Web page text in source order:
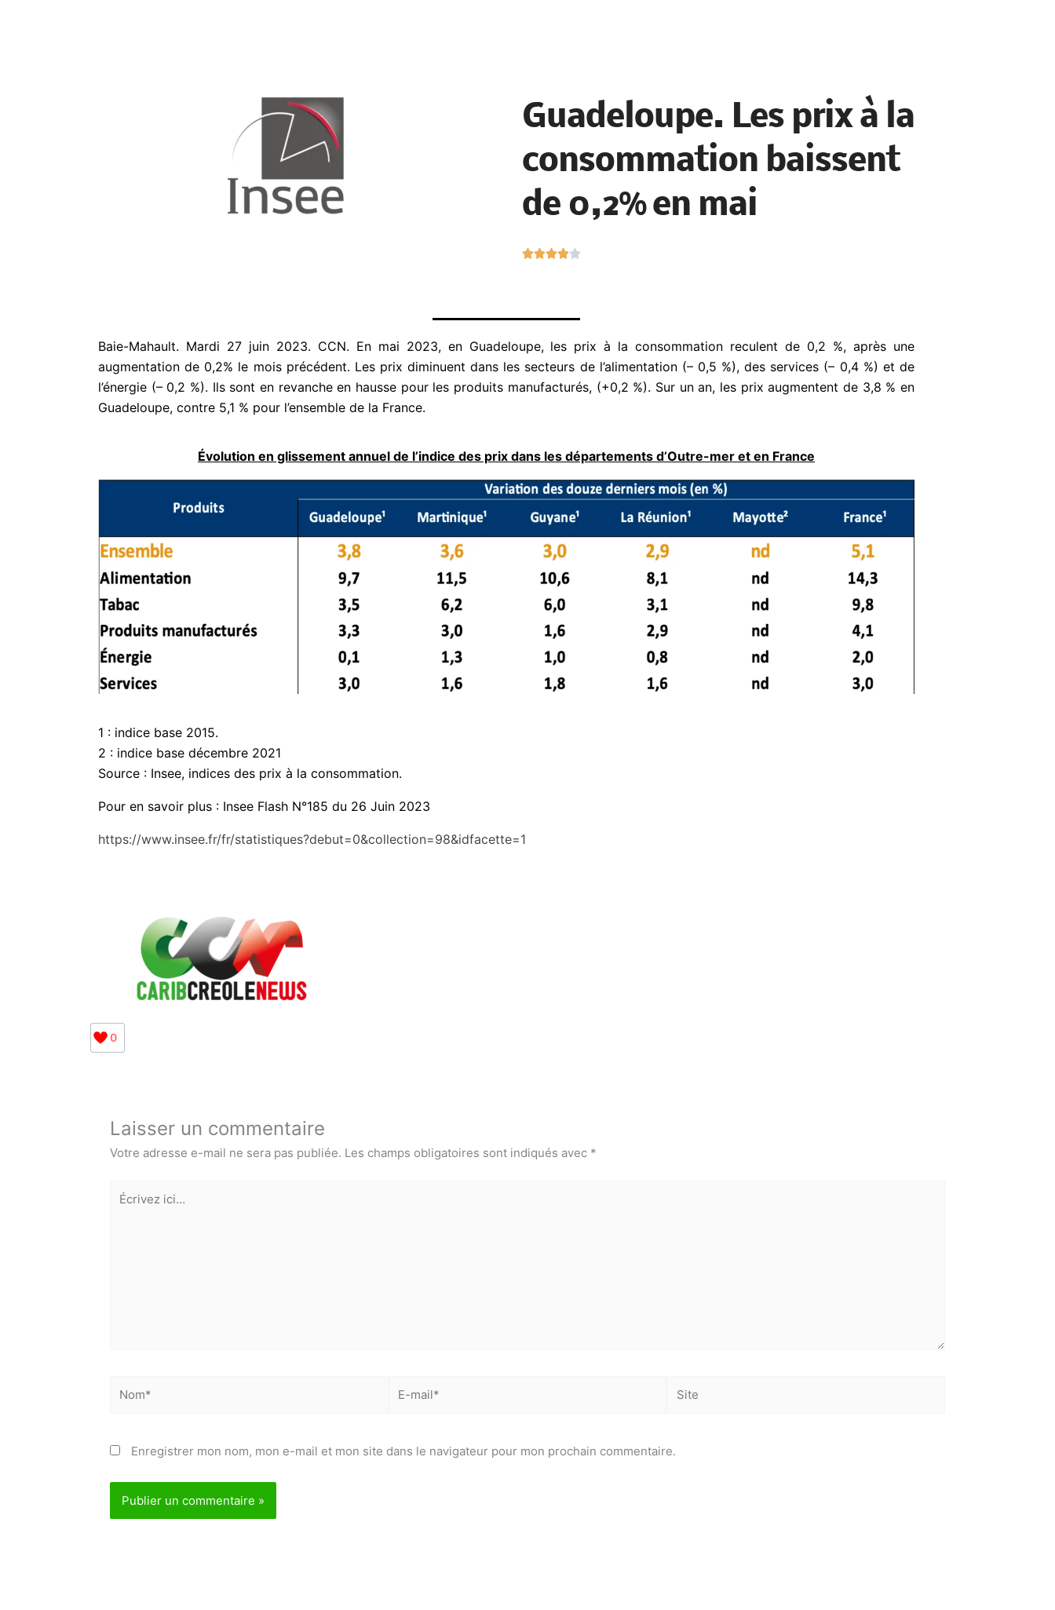
Guadeloupe. Les prix à la
consommation baissent
de 0,2% en mai

s
u
r
Baie-Mahault. Mardi 27 juin 2023. CCN. En mai 2023, en Guadeloupe, les prix à la consommation reculent de 0,2 %, après une
augmentation de 0,2% le mois précédent. Les prix diminuent dans les secteurs de l’alimentation (– 0,5 %), des services (– 0,4 %) et de
l’énergie (– 0,2 %). Ils sont en revanche en hausse pour les produits manufacturés, (+0,2 %). Sur un an, les prix augmentent de 3,8 % en
Guadeloupe, contre 5,1 % pour l’ensemble de la France.
Évolution en glissement annuel de l’indice des prix dans les départements d’Outre-mer et en France
1 : indice base 2015.
2 : indice base décembre 2021
Source : Insee, indices des prix à la consommation.
Pour en savoir plus : Insee Flash N°185 du 26 Juin 2023
https://www.insee.fr/fr/statistiques?debut=0&collection=98&idfacette=1
0
Laisser un commentaire
Votre adresse e-mail ne sera pas publiée. Les champs obligatoires sont indiqués avec *
Écrivez
ici…
mail*
Enregistrer mon nom, mon e-mail et mon site dans le navigateur pour mon prochain commentaire.